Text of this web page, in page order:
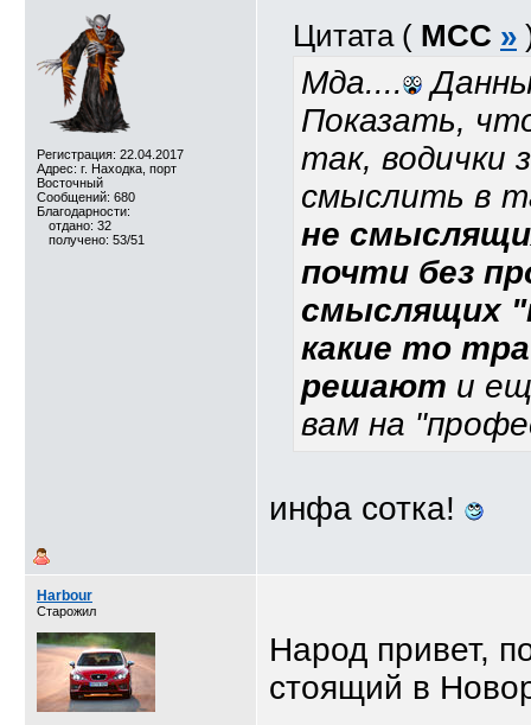
Регистрация: 22.04.2017
Адрес: г. Находка, порт
Восточный
Сообщений: 680
Благодарности:
отдано: 32
получено: 53/51
Цитата ( MCC »
Мда....
Показать,
так, водички
смыслить в
не
почти без
смыслящих
какие то
решают и
вам на
инфа сотка!
Harbour
Старожил
Народ привет,
стоящий в